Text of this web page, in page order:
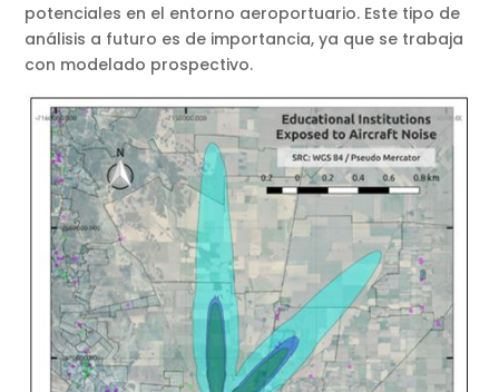
potenciales en el entorno aeroportuario. Este tipo de
análisis a futuro es de importancia, ya que se trabaja
con modelado prospectivo.